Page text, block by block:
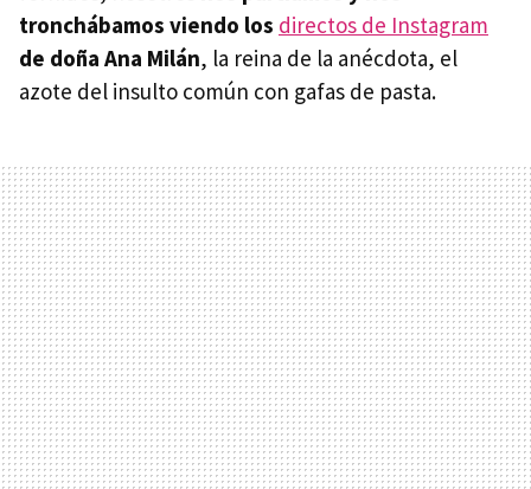
tronchábamos viendo los directos de Instagram
de doña Ana Milán, la reina de la anécdota, el
azote del insulto común con gafas de pasta.